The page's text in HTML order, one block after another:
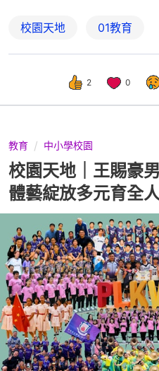
校園天地 01教育
2 0
教育 中小學校園
校園天地｜王賜豪
體藝綻放多元育全